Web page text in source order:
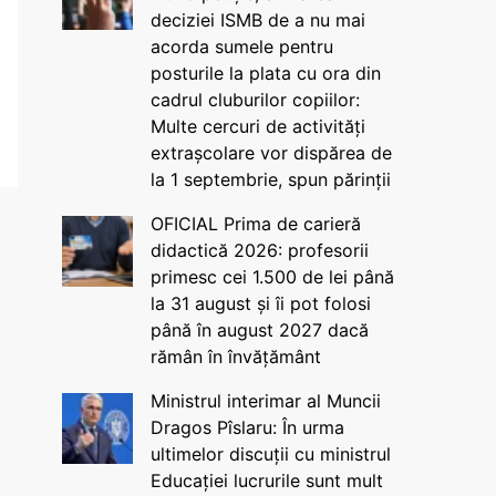
deciziei ISMB de a nu mai
acorda sumele pentru
posturile la plata cu ora din
cadrul cluburilor copiilor:
Multe cercuri de activități
extrașcolare vor dispărea de
la 1 septembrie, spun părinții
OFICIAL Prima de carieră
didactică 2026: profesorii
primesc cei 1.500 de lei până
la 31 august și îi pot folosi
până în august 2027 dacă
rămân în învățământ
Ministrul interimar al Muncii
Dragos Pîslaru: În urma
ultimelor discuții cu ministrul
Educației lucrurile sunt mult